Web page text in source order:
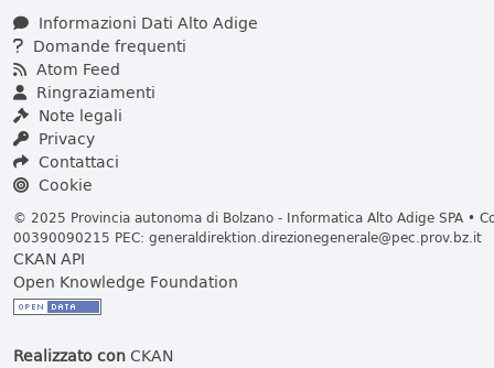
Informazioni Dati Alto Adige
Domande frequenti
Atom Feed
Ringraziamenti
Note legali
Privacy
Contattaci
Cookie
© 2025 Provincia autonoma di Bolzano - Informatica Alto Adige SPA •
00390090215 PEC: generaldirektion.direzionegenerale@pec.prov.bz.it
CKAN API
Open Knowledge Foundation
Realizzato conCKAN